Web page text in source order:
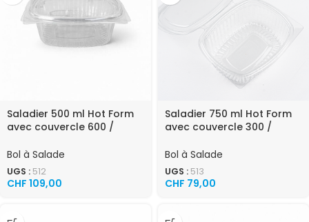
Saladier 500 ml Hot Form
avec couvercle 600 /
Bol à Salade
UGS : 512
CHF 109,00
Saladier 750 ml Hot Form
avec couvercle 300 /
Bol à Salade
UGS : 513
CHF 79,00